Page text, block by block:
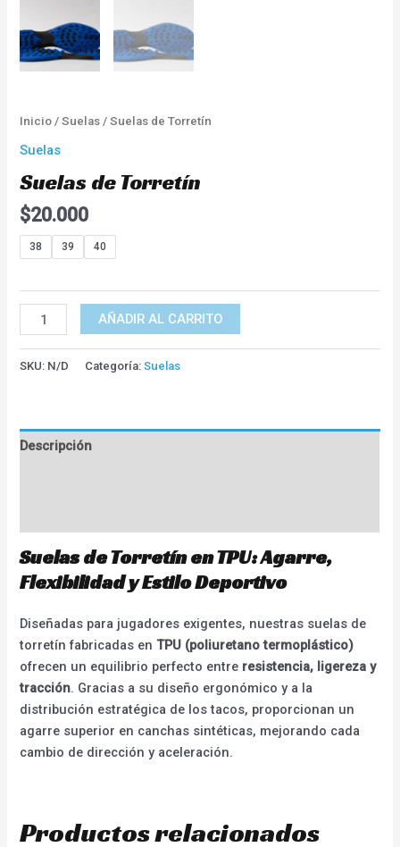
Inicio /Suelas / Suelas de Torretín
Suelas
Suelas de Torretín
$20.000
38 39 40
AÑADIR AL CARRITO
SKU: N/D Categoría:Suelas
Descripción
Suelas de Torretín en TPU: Agarre,
Flexibilidad y Estilo Deportivo
Diseñadas para jugadores exigentes, nuestras suelas de
torretín fabricadas enTPU (poliuretano termoplástico)
ofrecen un equilibrio perfecto entre resistencia, ligereza y
tracción. Gracias a su diseño ergonómico y a la
distribución estratégica de los tacos, proporcionan un
agarre superior en canchas sintéticas, mejorando cada
cambio de dirección y aceleración.
Productos relacionados